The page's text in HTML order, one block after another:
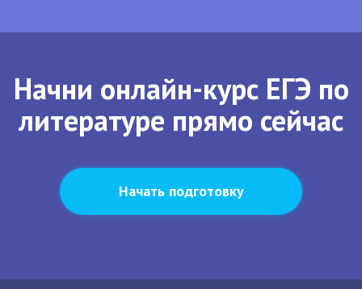
Начни онлайн-курс ЕГЭ по
литературе прямо сейчас
Начать подготовку